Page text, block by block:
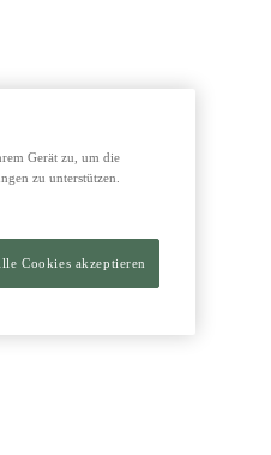
Gerät zu, um die
zu unterstützen.
Cookies akzeptieren